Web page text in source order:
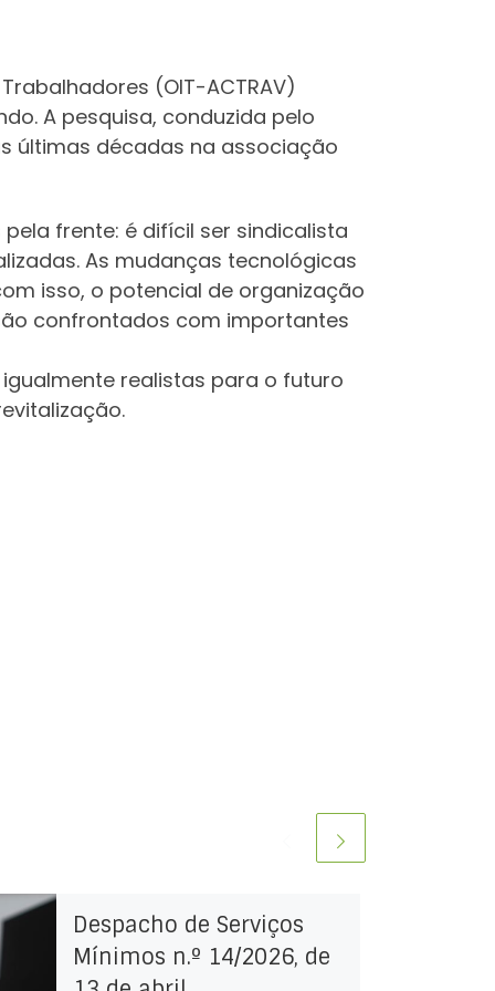
(OIT-ACTRAV)
A pesquisa, conduzida pelo
últimas décadas na associação
frente: é difícil ser sindicalista
As mudanças tecnológicas
isso, o potencial de organização
confrontados com importantes
realistas para o futuro
Despacho de Serviços
Mínimos n.º 14/2026, de